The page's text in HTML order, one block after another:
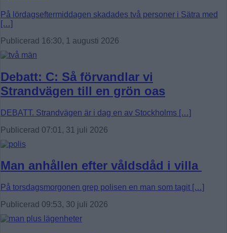
På lördagseftermiddagen skadades två personer i Sätra med
[…]
Publicerad 16:30, 1 augusti 2026
Debatt: C: Så förvandlar vi
Strandvägen till en grön oas
DEBATT. Strandvägen är i dag en av Stockholms […]
Publicerad 07:01, 31 juli 2026
Man anhållen efter våldsdåd i villa
På torsdagsmorgonen grep polisen en man som tagit […]
Publicerad 09:53, 30 juli 2026